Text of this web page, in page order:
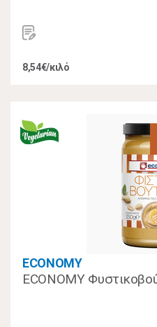
8,54€/κιλό
ECONOMY
ECONOMY